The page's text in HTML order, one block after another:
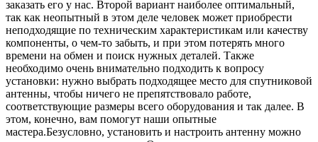
заказать его у нас. Второй вариант наиболее оптимальный,
так как неопытный в этом деле человек может приобрести
неподходящие по техническим характеристикам или качеству
компоненты, о чем-то забыть, и при этом потерять много
времени на обмен и поиск нужных деталей. Также
необходимо очень внимательно подходить к вопросу
установки: нужно выбрать подходящее место для спутниковой
антенны, чтобы ничего не препятствовало работе,
соответствующие размеры всего оборудования и так далее. В
этом, конечно, вам помогут наши опытные
мастера.Безусловно, установить и настроить антенну можно